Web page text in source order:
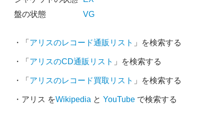
盤の状態
VG
・「 アリスのレコード通販リスト 」を検索する
・「 アリスのCD通販リスト 」を検索する
・「 アリスのレコード買取リスト 」を検索する
・アリス をWikipedia と YouTubeで検索する